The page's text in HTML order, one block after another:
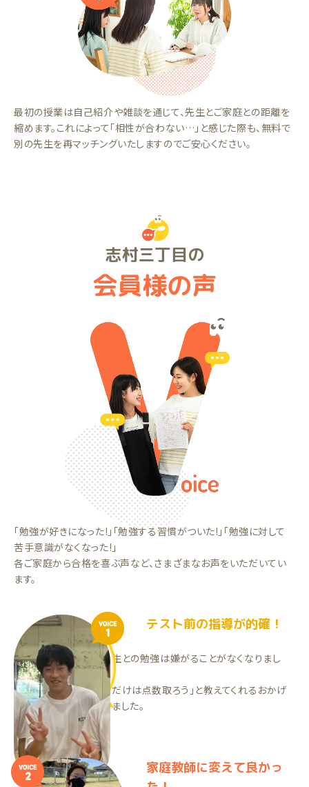
最初の授業は自己紹介や雑談を通じて、先生とご家庭との距離を
縮めます。これによって「相性が合わない…」と感じた際も、無料で
別の先生を再マッチングいたしますのでご安心ください。
志村三丁目の
会員様の声
「勉強が好きになった!」「勉強する習慣がついた!」「勉強に対して
苦手意識がなくなった!」
各ご家庭から合格を喜ぶ声など、さまざまなお声をいただいてい
ます。
VOICE
1
テスト前の指導が的確！
先生がとても楽しく、先生との勉強は嫌がることがなくなりまし
た！
テスト前も的確に「ここだけは点数取ろう」と教えてくれるおかげ
で、ミス解答が無くなりました。
HMくん（中2）
VOICE
2
家庭教師に変えて良かっ